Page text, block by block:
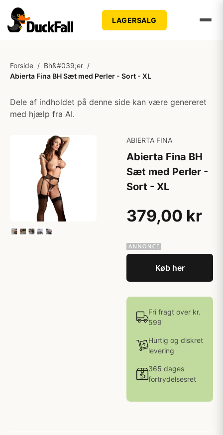
LAGERSALG
Forside / Bh&#039;er /
Abierta Fina BH Sæt med Perler - Sort - XL
Dele af indholdet på denne side kan være genereret
med hjælp fra AI.
ABIERTA FINA
Abierta Fina BH
Sæt med Perler -
Sort - XL
379,00 kr
Køb her
Fri fragt over kr.
599
Hurtig og diskret
levering
365 dages
fortrydelsesret